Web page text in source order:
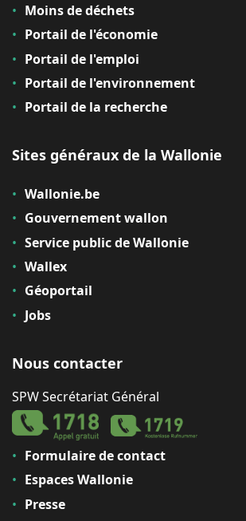
Moins de déchets
Portail de l'économie
Portail de l'emploi
Portail de l'environnement
Portail de la recherche
Sites généraux de la Wallonie
Wallonie.be
Gouvernement wallon
Service public de Wallonie
Wallex
Géoportail
Jobs
Nous contacter
SPW Secrétariat Général
Formulaire de contact
Espaces Wallonie
Presse